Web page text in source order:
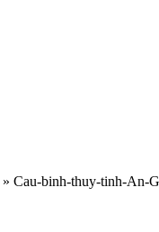
» Cau-binh-thuy-tinh-An-